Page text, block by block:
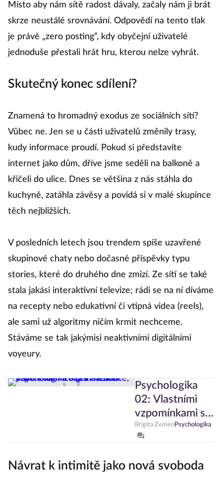
Místo aby nám sítě radost dávaly, začaly nám ji brát
skrze neustálé srovnávání. Odpovědí na tento tlak
je právě „zero posting“, kdy obyčejní uživatelé
jednoduše přestali hrát hru, kterou nelze vyhrát.
Skutečný konec sdílení?
Znamená to hromadný exodus ze sociálních sítí?
Vůbec ne. Jen se u části uživatelů změnily trasy,
kudy informace proudí. Pokud si představíte
internet jako dům, dříve jsme seděli na balkoně a
křičeli do ulice. Dnes se většina z nás stáhla do
kuchyně, zatáhla závěsy a povídá si v malé skupince
těch nejbližších.
V posledních letech jsou trendem spíše uzavřené
skupinové chaty nebo dočasné příspěvky typu
stories, které do druhého dne zmizí. Ze sítí se také
stala jakási interaktivní televize; rádi se na ní díváme
na recepty nebo edukativní či vtipná videa (reels),
ale sami už algoritmy ničím krmit nechceme.
Stáváme se tak jakýmisi neaktivními digitálními
voyeury.
Psychologika
02: Vlastními
vzpomínkami si
jistí nebuďte,
paměť vám lže
Brigita ZemenPsychologika
Návrat k intimitě jako nová svoboda